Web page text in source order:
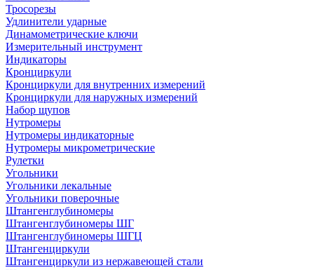
Тросорезы
Удлинители ударные
Динамометрические ключи
Измерительный инструмент
Индикаторы
Кронциркули
Кронциркули для внутренних измерений
Кронциркули для наружных измерений
Набор щупов
Нутромеры
Нутромеры индикаторные
Нутромеры микрометрические
Рулетки
Угольники
Угольники лекальные
Угольники поверочные
Штангенглубиномеры
Штангенглубиномеры ШГ
Штангенглубиномеры ШГЦ
Штангенциркули
Штангенциркули из нержавеющей стали